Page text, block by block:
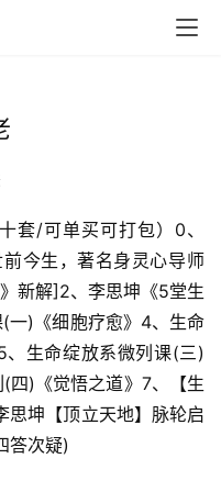
套/可单买可打包）​​​0、
今生，著名身灵心‬导师
新解]2、李思坤《5堂生
一)《细胞疗愈》4、生命
生命绽放系微列‬课(三)
四)《觉悟之道》7、【生
思坤【顶立天‬地】脉轮启
答次‬疑)